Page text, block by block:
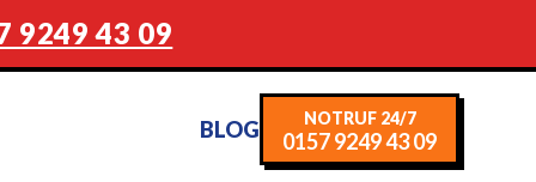
9249 43 09
BLOG NOTRUF 24/7
0157 9249 43 09